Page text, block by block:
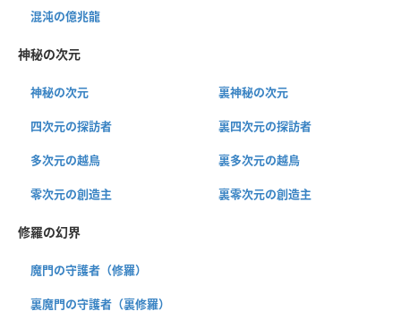
混沌の億兆龍
神秘の次元
神秘の次元 裏神秘の次元
四次元の探訪者 裏四次元の探訪者
多次元の越鳥 裏多次元の越鳥
零次元の創造主 裏零次元の創造主
修羅の幻界
魔門の守護者（修羅）
裏魔門の守護者（裏修羅）